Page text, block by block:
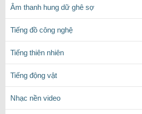
Âm thanh hung dữ ghê sợ
Tiếng đồ công nghệ
Tiếng thiên nhiên
Tiếng động vật
Nhạc nền video